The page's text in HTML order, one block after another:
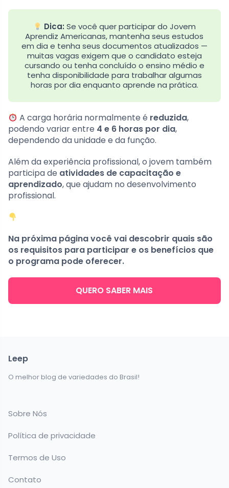
Dica: Se você quer participar do Jovem
Aprendiz Americanas, mantenha seus estudos
em dia e tenha seus documentos atualizados —
muitas vagas exigem que o candidato esteja
cursando ou tenha concluído o ensino médio e
tenha disponibilidade para trabalhar algumas
horas por dia enquanto aprende na prática.
A carga horária normalmente é reduzida,
podendo variar entre 4 e 6 horas por dia,
dependendo da unidade e da função.
Além da experiência profissional, o jovem também
participa de atividades de capacitação e
aprendizado, que ajudam no desenvolvimento
profissional.
Na próxima página você vai descobrir quais são
os requisitos para participar e os benefícios que
o programa pode oferecer.
QUERO SABER MAIS
Leep
O melhor blog de variedades do Brasil!
Sobre Nós
Política de privacidade
Termos de Uso
Contato